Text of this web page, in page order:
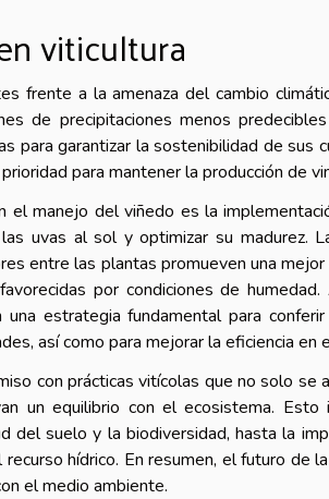
viticultura
frente a la amenaza del cambio
de precipitaciones menos
para garantizar la sostenibilidad de sus
para mantener la producción de
el manejo del viñedo es la
uvas al sol y optimizar su madurez.
entre las plantas promueven una mejor
por condiciones de
estrategia fundamental para
así como para mejorar la eficiencia en
con prácticas vitícolas que no solo se
un equilibrio con el ecosistema.
del suelo y la biodiversidad, hasta la
hídrico. En resumen, el futuro de
el medio ambiente.